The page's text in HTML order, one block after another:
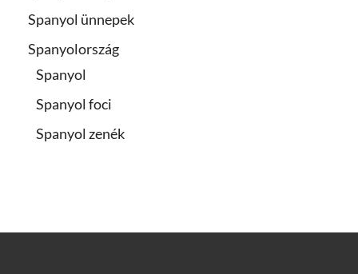
Spanyol ünnepek
Spanyolország
Spanyol
Spanyol foci
Spanyol zenék